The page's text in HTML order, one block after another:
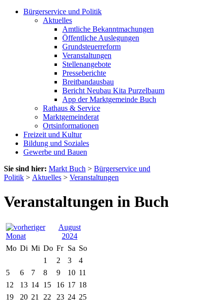
Bürgerservice und Politik
Aktuelles
Amtliche Bekanntmachungen
Öffentliche Auslegungen
Grundsteuerreform
Veranstaltungen
Stellenangebote
Presseberichte
Breitbandausbau
Bericht Neubau Kita Purzelbaum
App der Marktgemeinde Buch
Rathaus & Service
Marktgemeinderat
Ortsinformationen
Freizeit und Kultur
Bildung und Soziales
Gewerbe und Bauen
Sie sind hier: Markt Buch > Bürgerservice und
Politik > Aktuelles > Veranstaltungen
Veranstaltungen in Buch
August
2024
Mo Di Mi Do Fr Sa So
1
2 3
4
5
6 7 8 9 10 11
12
13 14 15 16 17 18
19
20 21 22 23 24 25